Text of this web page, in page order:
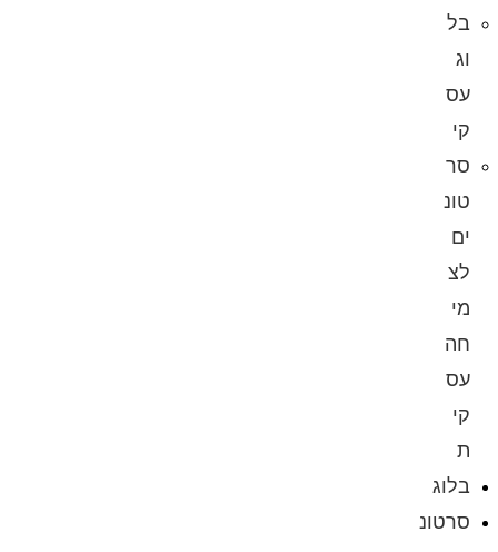
בל
וג
עס
קי
סר
טונ
ים
לצ
מי
חה
עס
קי
ת
בלוג
סרטונ